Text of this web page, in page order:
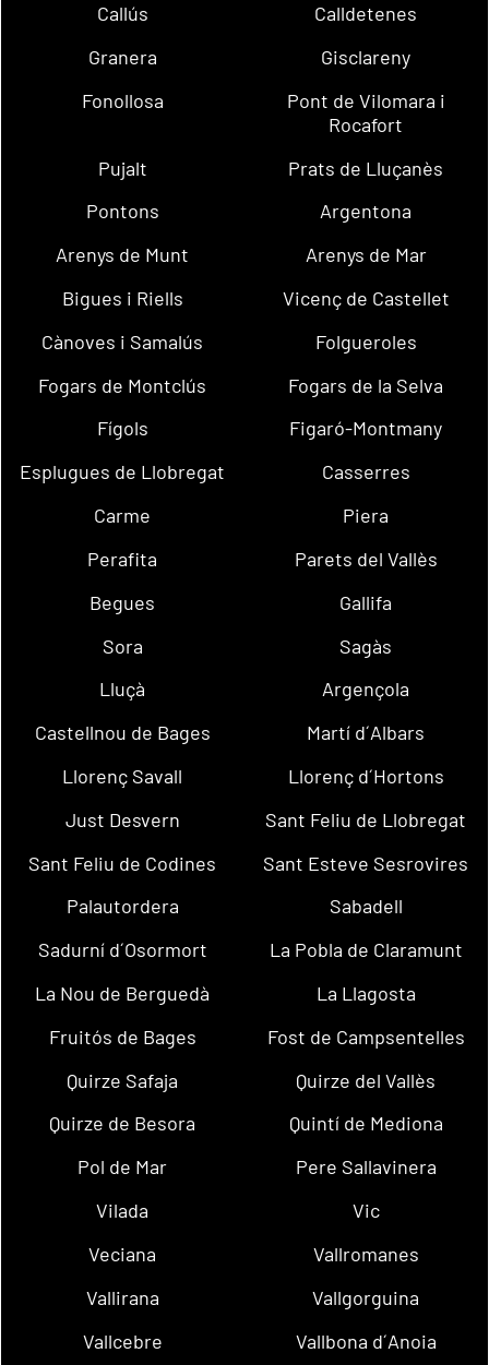
Callús
Calldetenes
Granera
Gisclareny
Fonollosa
Pont de Vilomara i
Rocafort
Pujalt
Prats de Lluçanès
Pontons
Argentona
Arenys de Munt
Arenys de Mar
Bigues i Riells
Vicenç de Castellet
Cànoves i Samalús
Folgueroles
Fogars de Montclús
Fogars de la Selva
Fígols
Figaró-Montmany
Esplugues de Llobregat
Casserres
Carme
Piera
Perafita
Parets del Vallès
Begues
Gallifa
Sora
Sagàs
Lluçà
Argençola
Castellnou de Bages
Martí d´Albars
Llorenç Savall
Llorenç d´Hortons
Just Desvern
Sant Feliu de Llobregat
Sant Feliu de Codines
Sant Esteve Sesrovires
Palautordera
Sabadell
Sadurní d´Osormort
La Pobla de Claramunt
La Nou de Berguedà
La Llagosta
Fruitós de Bages
Fost de Campsentelles
Quirze Safaja
Quirze del Vallès
Quirze de Besora
Quintí de Mediona
Pol de Mar
Pere Sallavinera
Vilada
Vic
Veciana
Vallromanes
Vallirana
Vallgorguina
Vallcebre
Vallbona d´Anoia